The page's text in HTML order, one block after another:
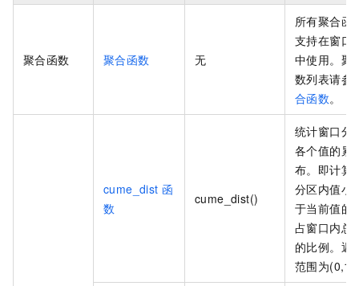
聚合函数 聚合函数 无
所有聚合函
支持在窗口
中使用。聚
数列表请参
合函数。
cume_dist 函
数
cume_dist()
统计窗口分
各个值的累
布。即计算
分区内值小
于当前值的
占窗口内总
的比例。返
范围为(0,1]